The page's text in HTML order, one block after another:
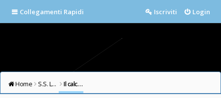
Collegamenti Rapidi Login
Iscriviti
Home S.S. LAZIO FORUM Il calcio in testa